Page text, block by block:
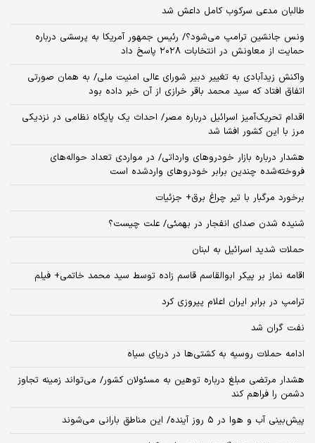
طالبان مدعی سرکوب کامل داعش شد
ونس جانشین ترامپ می‌شود؟/ رئیس جمهور آمریکا به پرسشی درباره
حمایت از معاونش در انتخابات ۲۰۲۸ پاسخ داد
واکنش زیدآبادی به تغییر دبیر شورای عالی امنیت ملی/ به همان صورتی
اتفاق افتاد که سید محمد باقر خرازی از آن خبر داده بود
اقدام تحریک‌آمیز اسرائیل درباره مصر/ احداث یک پایگاه نظامی در نزدیکی
مرز با این کشور افشا شد
هشدار درباره بازار خودروهای وارداتی/ در مواردی تعداد حواله‌های
فروخته‌شده چندین برابر خودروهای واردشده است
برخورد مرگبار با تیر چراغ برق+ جزئیات
شنیده شدن صدای انفجار در بهمئی/ علت چیست؟
حملات شدید اسرائیل به لبنان
اقامه نماز بر پیکر ابوالقاسم قاسم زاده توسط سید محمد خاتمی+ فیلم
ترامپ در برابر ایران اعلام پیروزی کرد
نفت گران شد
ادامه حملات روسیه به کشتی‌ها در دریای سیاه
هشدار مرتضی مبلغ درباره توهین به مسئولان کشور/ می‌تواند زمینه تجاوز
دشمن را فراهم کند
پیش‌بینی آب و هوا در ۵ روز آینده/ این مناطق بارانی می‌شوند